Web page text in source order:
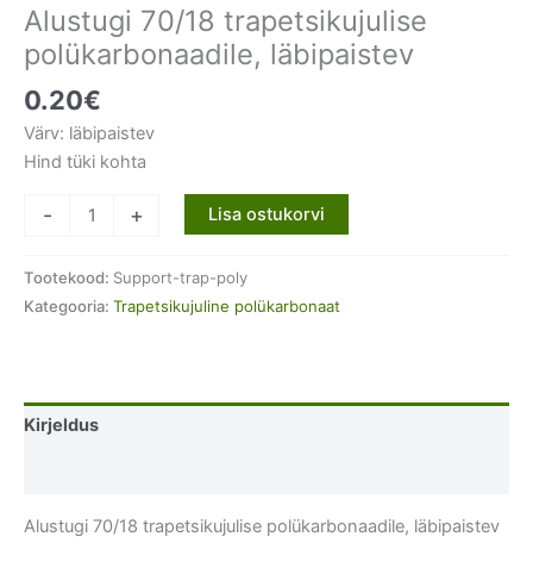
Alustugi 70/18 trapetsikujulise
polükarbonaadile, läbipaistev
0.20€
Värv: läbipaistev
Hind tüki kohta
-
polükarbonaadile,
läbipaistev
+ Lisa ostukorvi
Tootekood: Support-trap-poly
Kategooria: Trapetsikujuline polükarbonaat
Kirjeldus
Alustugi 70/18 trapetsikujulise polükarbonaadile, läbipaistev